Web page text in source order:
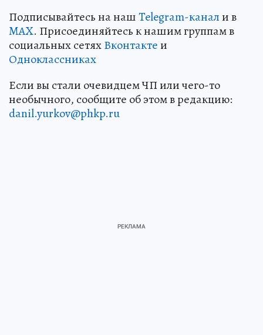
Подписывайтесь на нашTelegram-канали в
MAX. Присоединяйтесь к нашим группам в
социальных сетяхВконтактеи
Одноклассниках
Если вы стали очевидцем ЧП или чего-то
необычного, сообщите об этом в редакцию:
danil.yurkov@phkp.ru